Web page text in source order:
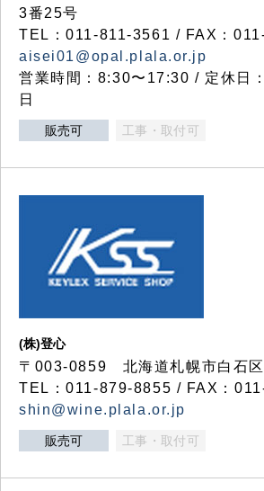
3番25号
TEL：011-811-3561 / FAX：
aisei01@opal.plala.or.jp
営業時間：8:30〜17:30 / 定休日
日
販売可 工事・取付可
(株)登心
〒003-0859 北海道札幌市白石
TEL：011-879-8855 / FAX：
shin@wine.plala.or.jp
販売可 工事・取付可